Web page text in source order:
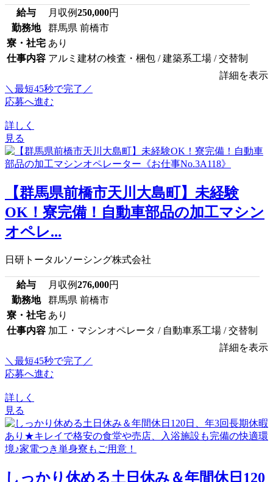
給与 月収例250,000円
勤務地
群馬県 前橋市
寮・社宅 あり
仕事内容 アルミ建材の検査・梱包 / 建築系工場 / 交替制
詳細を表示
＼最短45秒で完了／
応募へ進む
詳しく
見る
【群馬県前橋市天川大島町】未経験
OK！寮完備！自動車部品の加工マシン
オペレ...
日研トータルソーシング株式会社
給与 月収例276,000円
勤務地
群馬県 前橋市
寮・社宅 あり
仕事内容 加工・マシンオペレータ / 自動車系工場 / 交替制
詳細を表示
＼最短45秒で完了／
応募へ進む
詳しく
見る
しっかり休める土日休み＆年間休日120